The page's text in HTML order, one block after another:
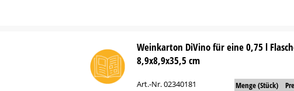
Weinkarton DiVino für eine 0,75 l
8,9x8,9x35,5 cm
Art.-Nr. 02340181
Menge (Stück)